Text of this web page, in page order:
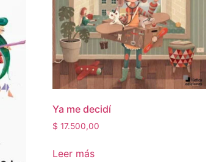
Ya me decidí
$ 17.500,00
Leer más